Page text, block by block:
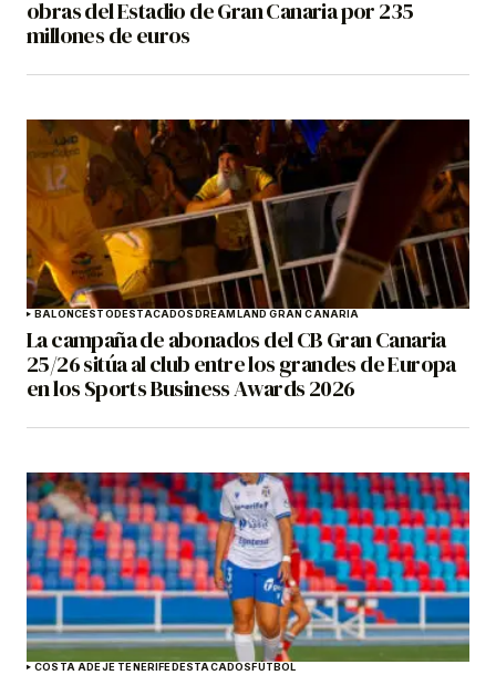
obras del Estadio de Gran Canaria por 235
millones de euros
BALONCESTODESTACADOSDREAMLAND GRAN CANARIA
La campaña de abonados del CB Gran Canaria
25/26 sitúa al club entre los grandes de Europa
en los Sports Business Awards 2026
COSTA ADEJE TENERIFEDESTACADOSFÚTBOL